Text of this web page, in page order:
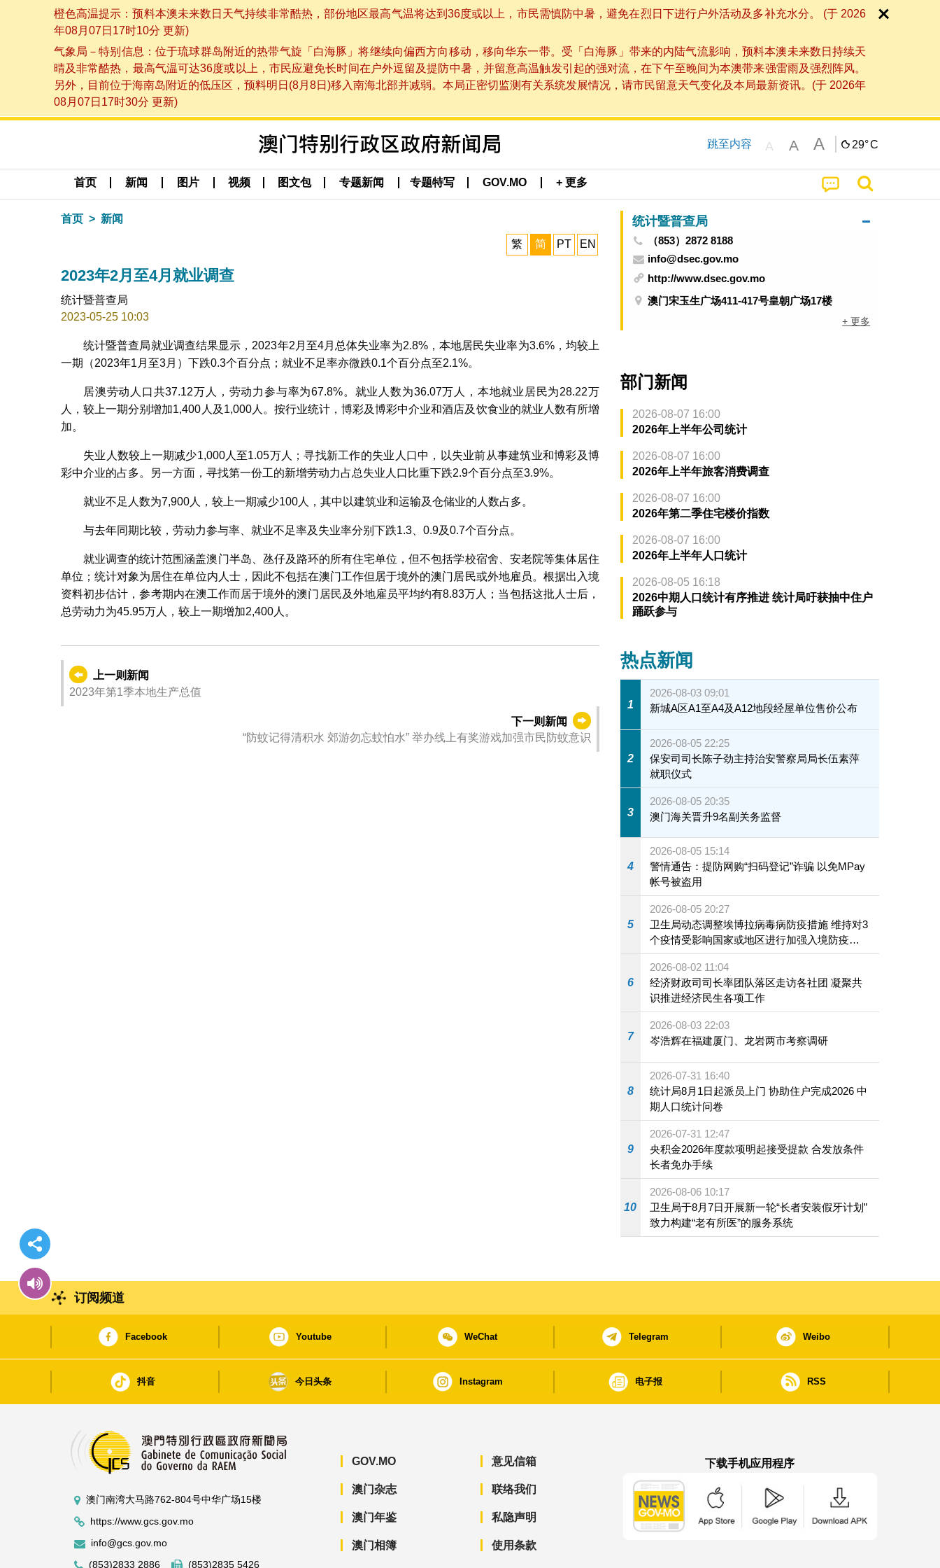
橙色高温提示：预料本澳未来数日天气持续非常酷热，部份地区最高气温将达到36度或以上，市民需慎防中暑，避免在烈日下进行户外活动及多补充水分。 (于 2026
年08月07日17时10分 更新)
气象局－特别信息：位于琉球群岛附近的热带气旋「白海豚」将继续向偏西方向移动，移向华东一带。受「白海豚」带来的内陆气流影响，预料本澳未来数日持续天
晴及非常酷热，最高气温可达36度或以上，市民应避免长时间在户外逗留及提防中暑，并留意高温触发引起的强对流，在下午至晚间为本澳带来强雷雨及强烈阵风。
另外，目前位于海南岛附近的低压区，预料明日(8月8日)移入南海北部并减弱。本局正密切监测有关系统发展情况，请市民留意天气变化及本局最新资讯。(于 2026年
08月07日17时30分 更新)
跳至内容 A A A 29°C
首页 新闻 图片 视频 图文包 专题新闻 专题特写 GOV.MO + 更多
首页 新闻
繁 简 PT EN
2023年2月至4月就业调查
统计暨普查局
2023-05-25 10:03
统计暨普查局就业调查结果显示，2023年2月至4月总体失业率为2.8%，本地居民失业率为3.6%，均较上
一期（2023年1月至3月）下跌0.3个百分点；就业不足率亦微跌0.1个百分点至2.1%。
居澳劳动人口共37.12万人，劳动力参与率为67.8%。就业人数为36.07万人，本地就业居民为28.22万
人，较上一期分别增加1,400人及1,000人。按行业统计，博彩及博彩中介业和酒店及饮食业的就业人数有所增
加。
失业人数较上一期减少1,000人至1.05万人；寻找新工作的失业人口中，以失业前从事建筑业和博彩及博
彩中介业的占多。另一方面，寻找第一份工的新增劳动力占总失业人口比重下跌2.9个百分点至3.9%。
就业不足人数为7,900人，较上一期减少100人，其中以建筑业和运输及仓储业的人数占多。
与去年同期比较，劳动力参与率、就业不足率及失业率分别下跌1.3、0.9及0.7个百分点。
就业调查的统计范围涵盖澳门半岛、氹仔及路环的所有住宅单位，但不包括学校宿舍、安老院等集体居住
单位；统计对象为居住在单位内人士，因此不包括在澳门工作但居于境外的澳门居民或外地雇员。根据出入境
资料初步估计，参考期内在澳工作而居于境外的澳门居民及外地雇员平均约有8.83万人；当包括这批人士后，
总劳动力为45.95万人，较上一期增加2,400人。
上一则新闻
2023年第1季本地生产总值
下一则新闻
“防蚊记得清积水 郊游勿忘蚊怕水” 举办线上有奖游戏加强市民防蚊意识
统计暨普查局
（853）2872 8188
info@dsec.gov.mo
http://www.dsec.gov.mo
澳门宋玉生广场411-417号皇朝广场17楼
+ 更多
部门新闻
2026-08-07 16:00
2026年上半年公司统计
2026-08-07 16:00
2026年上半年旅客消费调查
2026-08-07 16:00
2026年第二季住宅楼价指数
2026-08-07 16:00
2026年上半年人口统计
2026-08-05 16:18
2026中期人口统计有序推进 统计局吁获抽中住户
踊跃参与
热点新闻
1
2026-08-03 09:01
新城A区A1至A4及A12地段经屋单位售价公布
2
2026-08-05 22:25
保安司司长陈子劲主持治安警察局局长伍素萍
就职仪式
3
2026-08-05 20:35
澳门海关晋升9名副关务监督
4
2026-08-05 15:14
警情通告：提防网购“扫码登记”诈骗 以免MPay
帐号被盗用
5
2026-08-05 20:27
卫生局动态调整埃博拉病毒病防疫措施 维持对3
个疫情受影响国家或地区进行加强入境防疫措
施
6
2026-08-02 11:04
经济财政司司长率团队落区走访各社团 凝聚共
识推进经济民生各项工作
7
2026-08-03 22:03
岑浩辉在福建厦门、龙岩两市考察调研
8
2026-07-31 16:40
统计局8月1日起派员上门 协助住户完成2026 中
期人口统计问卷
9
2026-07-31 12:47
央积金2026年度款项明起接受提款 合发放条件
长者免办手续
10
2026-08-06 10:17
卫生局于8月7日开展新一轮“长者安装假牙计划”
致力构建“老有所医”的服务系统
订阅频道
Facebook Youtube WeChat Telegram Weibo
抖音 今日头条 Instagram 电子报 RSS
澳门南湾大马路762-804号中华广场15楼
https://www.gcs.gov.mo
info@gcs.gov.mo
(853)2833 2886
(853)2835 5426
GOV.MO
澳门杂志
澳门年鉴
澳门相簿
意见信箱
联络我们
私隐声明
使用条款
下载手机应用程序